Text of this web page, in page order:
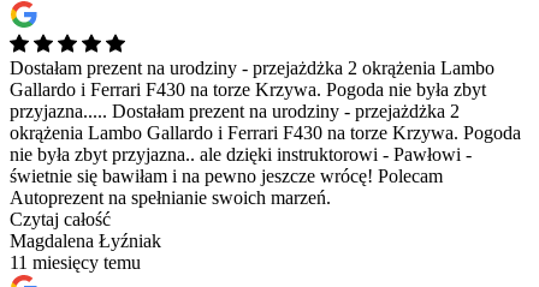
Dostałam prezent na urodziny - przejażdżka 2 okrążenia Lambo
Gallardo i Ferrari F430 na torze Krzywa. Pogoda nie była zbyt
przyjazna..... Dostałam prezent na urodziny - przejażdżka 2
okrążenia Lambo Gallardo i Ferrari F430 na torze Krzywa. Pogoda
nie była zbyt przyjazna.. ale dzięki instruktorowi - Pawłowi -
świetnie się bawiłam i na pewno jeszcze wrócę! Polecam
Autoprezent na spełnianie swoich marzeń.
Czytaj całość
Magdalena Łyźniak
11 miesięcy temu